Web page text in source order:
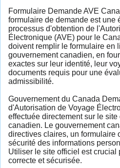
Formulaire Demande AVE
formulaire de demande est une
processus d'obtention de
Électronique (AVE) pour le
doivent remplir le formulaire en
gouvernement canadien, en
exactes sur leur identité, leur
documents requis pour une
admissibilité.
Gouvernement du Canada
d'Autorisation de Voyage
effectuée directement sur le
canadien. Le gouvernement
directives claires, un formulaire
sécurité des informations
Utiliser le site officiel est crucial
correcte et sécurisée.